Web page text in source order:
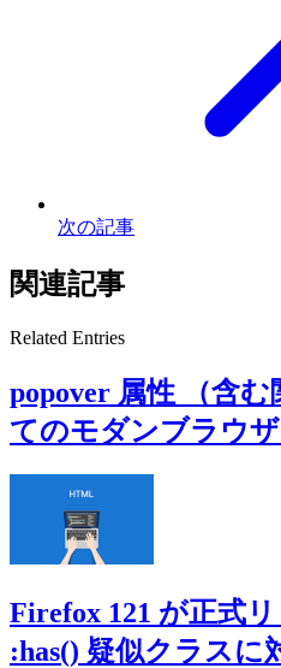
次の記事
関連記事
Related Entries
popover 属性 （含
てのモダンブラウ
Firefox 121 が正式
:has() 疑似クラスに